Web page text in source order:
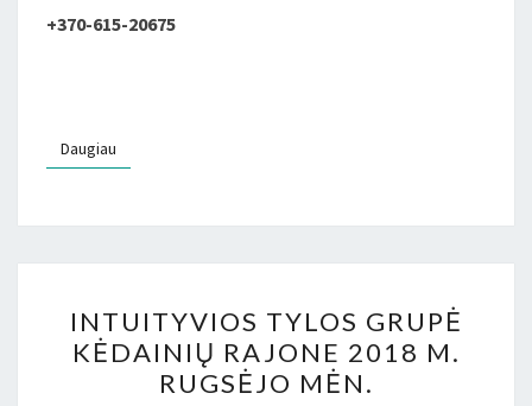
+370-615-20675
Daugiau
TYLOS
GRUPĖ
KĖDAINIŲ
INTUITYVIOS TYLOS GRUPĖ
KĖDAINIŲ RAJONE 2018 M.
RUGSĖJO MĖN.